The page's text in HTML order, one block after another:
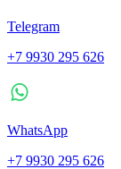
Telegram
+7 9930 295 626
WhatsApp
+7 9930 295 626